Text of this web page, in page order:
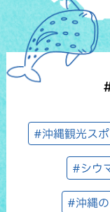
#沖縄観光スポ
#シウ
#沖縄